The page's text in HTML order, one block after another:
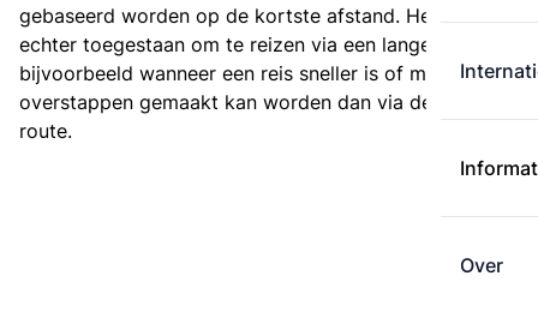
Over
gebaseerd worden op de kortste afstand. Het is
echter toegestaan om te reizen via een langere route,
bijvoorbeeld wanneer een reis sneller is of met minder
overstappen gemaakt kan worden dan via de kortste
route.